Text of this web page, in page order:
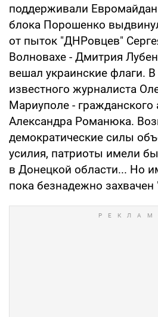
поддерживали
блока Порошенко
от пыток "ДНРовцев"
Волновахе - Дмитрия
вешал украинские флаги.
известного журналиста
Мариуполе - гражданского
Александра Романюка.
демократические силы
усилия, патриоты имели
в Донецкой области... Но
пока безнадежно